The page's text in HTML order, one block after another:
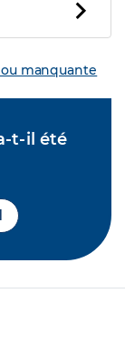
manquante
t-il été